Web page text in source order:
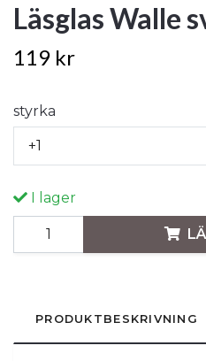
Läsglas Walle
119 kr
styrka
+1
I lager
PRODUKTBESKRIVNING